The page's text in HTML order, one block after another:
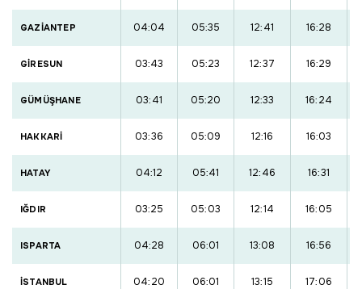
GAZİANTEP 04:04 05:35 12:41 16:28
GİRESUN 03:43 05:23 12:37 16:29
GÜMÜŞHANE 03:41 05:20 12:33 16:24
HAKKARİ 03:36 05:09 12:16 16:03
HATAY 04:12 05:41 12:46 16:31
IĞDIR 03:25 05:03 12:14 16:05
ISPARTA 04:28 06:01 13:08 16:56
İSTANBUL 04:20 06:01 13:15 17:06